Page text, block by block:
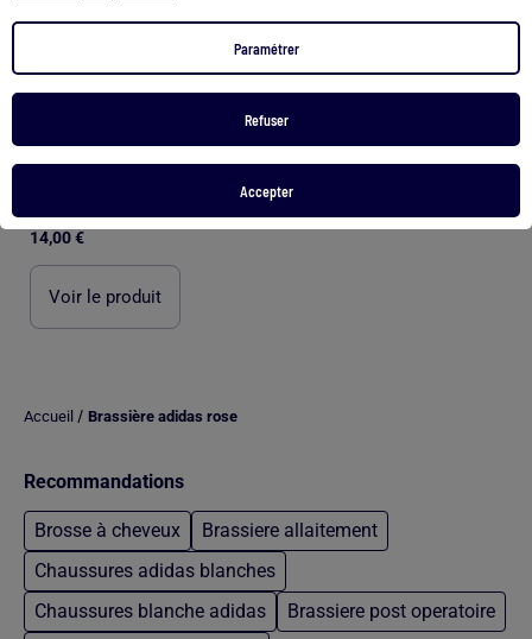
Paramétrer
Refuser
Accepter
Brassière de sport croisée au dos maintien moyen - (ekstract)
14,00 €
Voir le produit
Accueil / Brassière adidas rose
Recommandations
Brosse à cheveux
Brassiere allaitement
Chaussures adidas blanches
Chaussures blanche adidas
Brassiere post operatoire